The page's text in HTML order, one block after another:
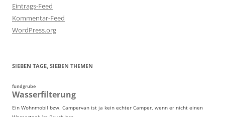
Eintrags-Feed
Kommentar-Feed
WordPress.org
SIEBEN TAGE, SIEBEN THEMEN